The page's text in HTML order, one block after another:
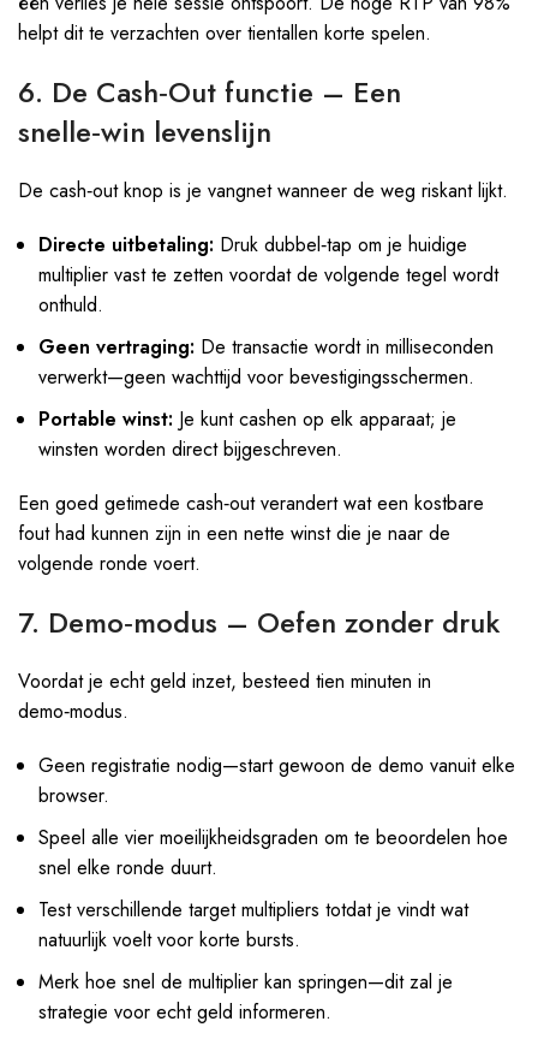
helpt dit te verzachten over tientallen korte spelen.
6. De Cash‑Out functie – Een
snelle‑win levenslijn
De cash‑out knop is je vangnet wanneer de weg riskant lijkt.
Directe uitbetaling: Druk dubbel‑tap om je huidige
multiplier vast te zetten voordat de volgende tegel wordt
onthuld.
Geen vertraging: De transactie wordt in milliseconden
verwerkt—geen wachttijd voor bevestigingsschermen.
Portable winst: Je kunt cashen op elk apparaat; je
winsten worden direct bijgeschreven.
Een goed getimede cash‑out verandert wat een kostbare
fout had kunnen zijn in een nette winst die je naar de
volgende ronde voert.
7. Demo‑modus – Oefen zonder druk
Voordat je echt geld inzet, besteed tien minuten in
demo‑modus.
Geen registratie nodig—start gewoon de demo vanuit elke
browser.
Speel alle vier moeilijkheidsgraden om te beoordelen hoe
snel elke ronde duurt.
Test verschillende target multipliers totdat je vindt wat
natuurlijk voelt voor korte bursts.
Merk hoe snel de multiplier kan springen—dit zal je
strategie voor echt geld informeren.